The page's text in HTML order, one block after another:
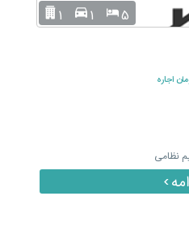
5
1
1
اجاره
نظامی
›